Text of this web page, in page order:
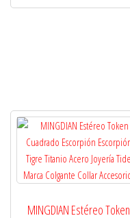
MINGDIAN Estéreo Token